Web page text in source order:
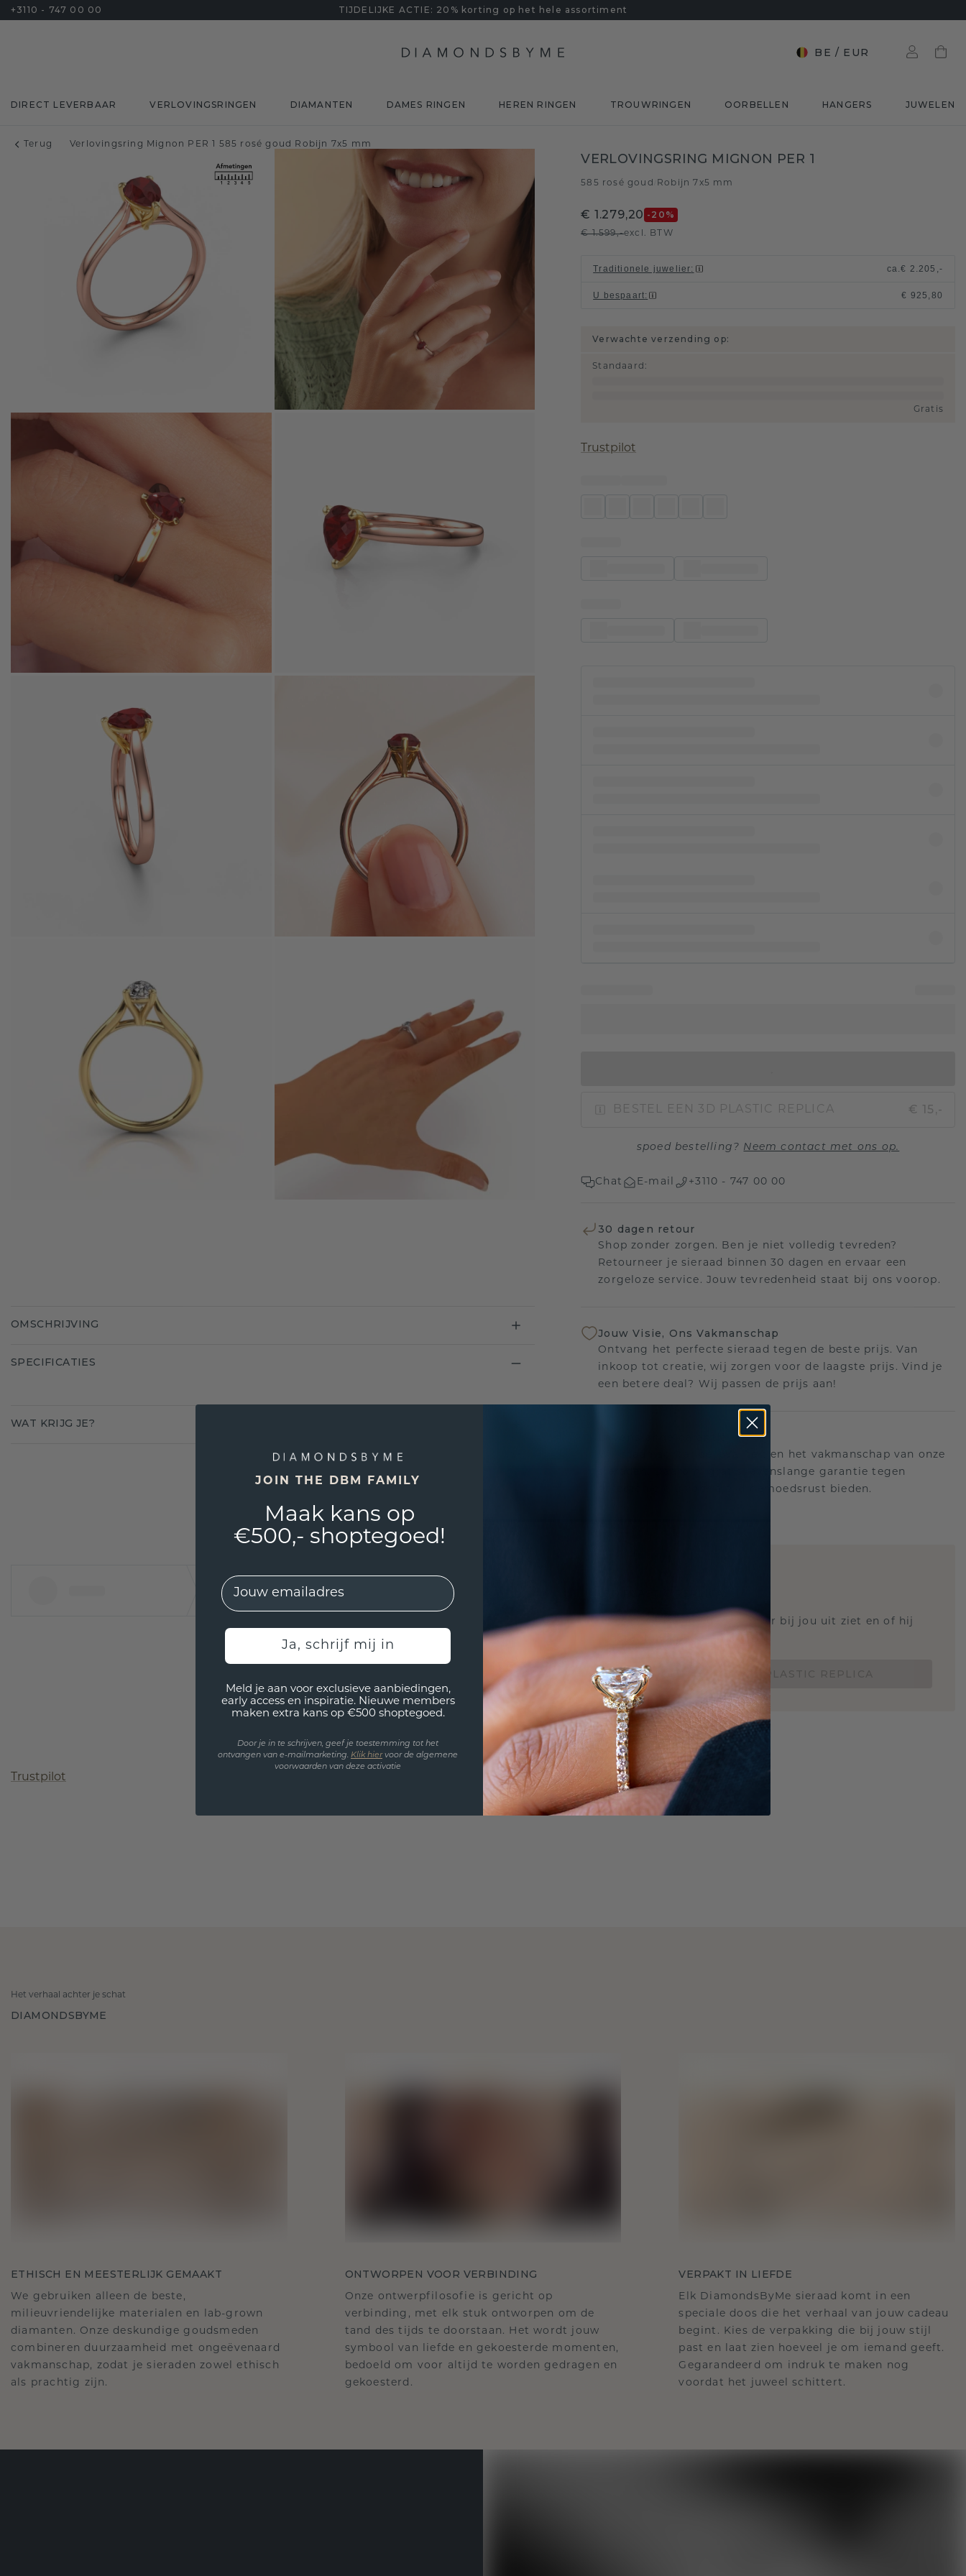
+3110 - 747 00 00 TIJDELIJKE ACTIE: 20% korting op het hele assortiment
BE / EUR
DIRECT LEVERBAAR VERLOVINGSRINGEN DIAMANTEN DAMES RINGEN HEREN RINGEN TROUWRINGEN OORBELLEN HANGERS JUWELEN
Terug Verlovingsring Mignon PER 1 585 rosé goud Robijn 7x5 mm
VERLOVINGSRING MIGNON PER 1
585 rosé goud Robijn 7x5 mm
€ 1.279,20 -20 %
€ 1.599,-excl. BTW
Traditionele juwelier: ca.€ 2.205,-
U bespaart: € 925,80
Verwachte verzending op:
Standaard :
Gratis
Trustpilot
BESTEL EEN 3D PLASTIC REPLICA € 15,-
spoed bestelling? Neem contact met ons op.
Chat E-mail +3110 - 747 00 00
30 dagen retour
Shop zonder zorgen. Ben je niet volledig tevreden?
Retourneer je sieraad binnen 30 dagen en ervaar een
zorgeloze service. Jouw tevredenheid staat bij ons voorop.
Jouw Visie, Ons Vakmanschap
Ontvang het perfecte sieraad tegen de beste prijs. Van
inkoop tot creatie, wij zorgen voor de laagste prijs. Vind je
een betere deal? Wij passen de prijs aan!
Wij staan achter de kwaliteit en het vakmanschap van onze
sieraden. Daarom: gratis levenslange garantie tegen
defecten die u voor altijd gemoedsrust bieden.
Wil jij weten hoe deze ring er bij jou uit ziet en of hij
OMSCHRIJVING
SPECIFICATIES
WAT KRIJG JE?
Trustpilot
Het verhaal achter je schat
DIAMONDSBYME
ETHISCH EN MEESTERLIJK GEMAAKT
We gebruiken alleen de beste,
milieuvriendelijke materialen en lab-grown
diamanten. Onze deskundige goudsmeden
combineren duurzaamheid met ongeëvenaard
vakmanschap, zodat je sieraden zowel ethisch
als prachtig zijn.
ONTWORPEN VOOR VERBINDING
Onze ontwerpfilosofie is gericht op
verbinding, met elk stuk ontworpen om de
tand des tijds te doorstaan. Het wordt jouw
symbool van liefde en gekoesterde momenten,
bedoeld om voor altijd te worden gedragen en
gekoesterd.
VERPAKT IN LIEFDE
Elk DiamondsByMe sieraad komt in een
speciale doos die het verhaal van jouw cadeau
begint. Kies de verpakking die bij jouw stijl
past en laat zien hoeveel je om iemand geeft.
Gegarandeerd om indruk te maken nog
voordat het juweel schittert.
JOIN THE DBM FAMILY
Maak kans op
€500,- shoptegoed!
EMail
Ja, schrijf mij in
Meld je aan voor exclusieve aanbiedingen,
early access en inspiratie. Nieuwe members
maken extra kans op €500 shoptegoed.
Door je in te schrijven, geef je toestemming tot het
ontvangen van e-mailmarketing. Klik hiervoor de algemene
voorwaarden van deze activatie